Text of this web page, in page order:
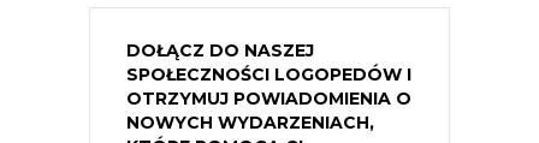
DOŁĄCZ DO NASZEJ
SPOŁECZNOŚCI LOGOPEDÓW I
OTRZYMUJ POWIADOMIENIA O
NOWYCH WYDARZENIACH,